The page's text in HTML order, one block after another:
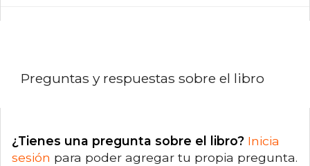
Preguntas y respuestas sobre el libro
¿Tienes una pregunta sobre el libro? Inicia
sesión para poder agregar tu propia pregunta.